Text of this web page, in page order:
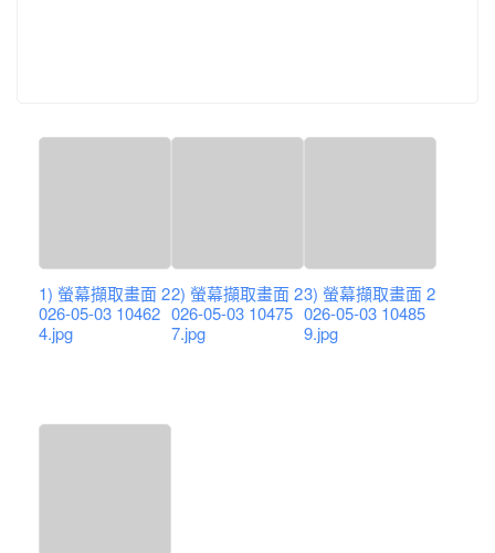
1) 螢幕擷取畫面 2
026-05-03 10462
4.jpg
2) 螢幕擷取畫面 2
026-05-03 10475
7.jpg
3) 螢幕擷取畫面 2
026-05-03 10485
9.jpg